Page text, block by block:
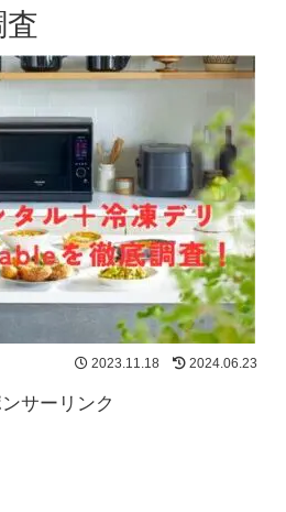
査
2023.11.18 2024.06.23
サーリンク